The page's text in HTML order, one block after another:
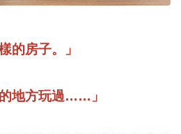
的房子。」
地方玩過……」